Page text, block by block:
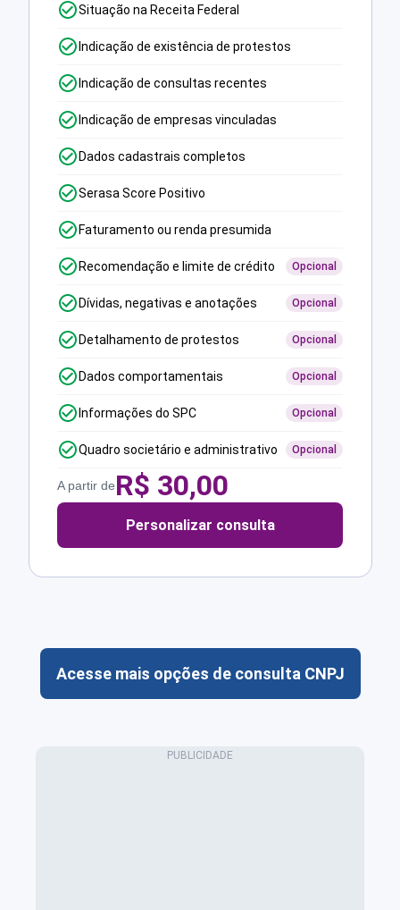
Situação na Receita Federal
Indicação de existência de protestos
Indicação de consultas recentes
Indicação de empresas vinculadas
Dados cadastrais completos
Serasa Score Positivo
Faturamento ou renda presumida
Recomendação e limite de crédito Opcional
Dívidas, negativas e anotações Opcional
Detalhamento de protestos Opcional
Dados comportamentais Opcional
Informações do SPC Opcional
Quadro societário e administrativo Opcional
A partir deR$ 30,00
Personalizar consulta
Acesse mais opções de consulta CNPJ